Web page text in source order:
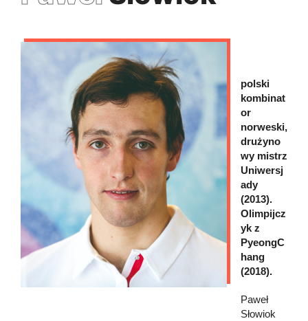
polski
kombinat
or
norweski,
drużyno
wy mistrz
Uniwersj
ady
(2013).
Olimpijcz
yk z
PyeongC
hang
(2018).
Paweł
Słowiok